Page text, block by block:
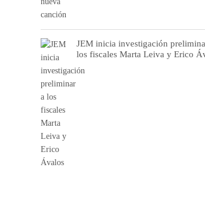
JEM inicia investigación
los fiscales Marta Leiva y Erico